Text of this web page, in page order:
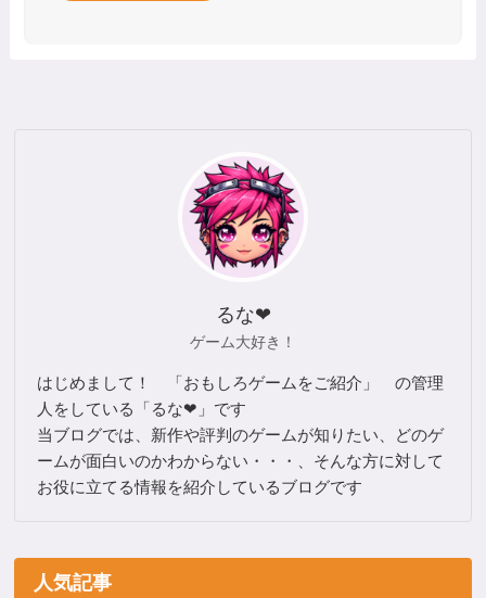
るな❤
ゲーム大好き！
はじめまして！ 「おもしろゲームをご紹介」 の管理
人をしている「るな❤」です
当ブログでは、新作や評判のゲームが知りたい、どのゲ
ームが面白いのかわからない・・・、そんな方に対して
お役に立てる情報を紹介しているブログです
人気記事